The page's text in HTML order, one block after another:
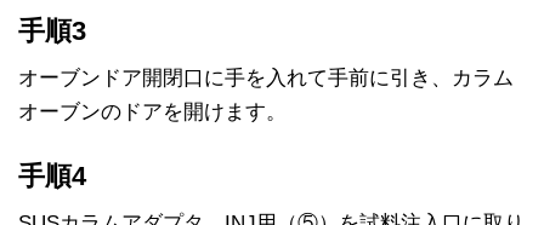
手順3
オーブンドア開閉口に手を入れて手前に引き、カラム
オーブンのドアを開けます。
手順4